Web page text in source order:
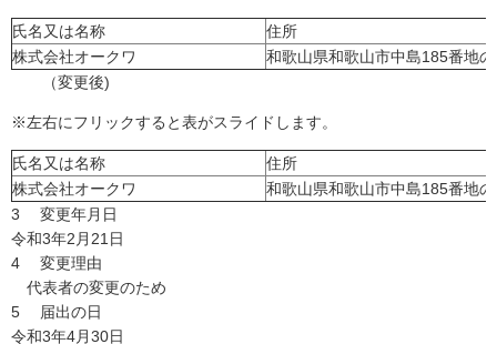
氏名又は名称
住所
株式会社オークワ
和歌山県和歌山市中島185番地
（変更後)
※左右にフリックすると表がスライドします。
氏名又は名称
住所
株式会社オークワ
和歌山県和歌山市中島185番地
3 変更年月日
令和3年2月21日
4 変更理由
代表者の変更のため
5 届出の日
令和3年4月30日